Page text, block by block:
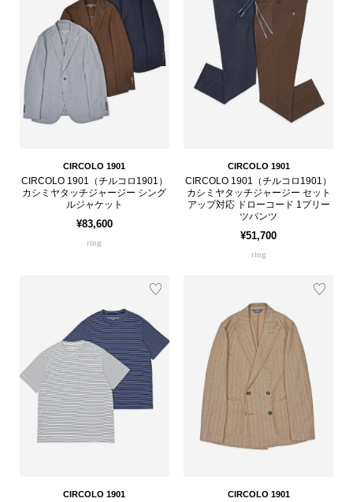
CIRCOLO 1901
CIRCOLO 1901（チルコロ1901）
カシミヤタッチジャージー シング
ルジャケット
¥83,600
ring
CIRCOLO 1901
CIRCOLO 1901（チルコロ1901）
カシミヤタッチジャージー セット
アップ対応 ドローコード 1プリー
ツパンツ
¥51,700
ring
CIRCOLO 1901 CIRCOLO 1901